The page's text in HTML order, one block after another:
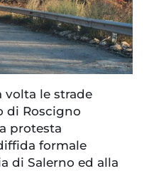
volta le strade
di Roscigno
protesta
formale
di Salerno ed alla